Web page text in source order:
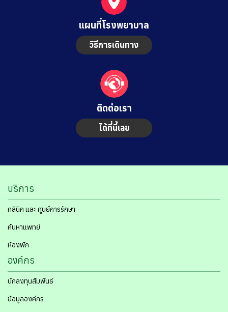
แผนที่โรงพยาบาล
วิธีการเดินทาง
ติดต่อเรา
ได้ที่นี้เลย
บริการ
คลินิก และ ศูนย์การรักษา
ค้นหาแพทย์
ห้องพัก
องค์กร
นักลงทุนสัมพันธ์
ข้อมูลองค์กร